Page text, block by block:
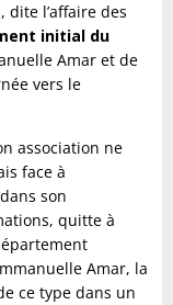
l’affaire des
initial du
Amar et de
vers le
association ne
face à
son
quitte à
Amar, la
ce type dans un